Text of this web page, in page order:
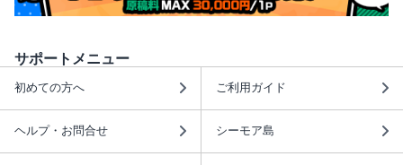
サポートメニュー
初めての方へ ご利用ガイド
ヘルプ・お問合せ シーモア島